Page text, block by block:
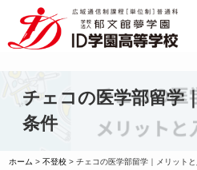
チェコの医学部留学
条件
ホーム >不登校 >チェコの医学部留学｜メリット